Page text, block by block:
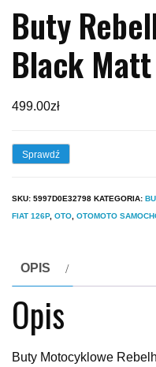
Buty
Black
499.00zł
Sprawdź
SKU: 5997D0E32798 KATEGORIA:
FIAT 126P, OTO, OTOMOTO
OPIS
Opis
Buty Motocyklowe